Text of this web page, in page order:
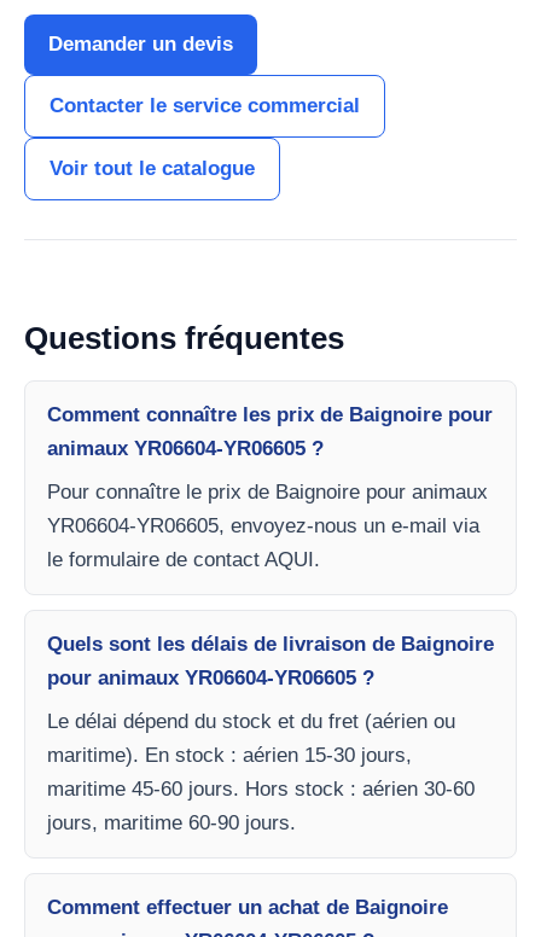
Demander un devis
Contacter le service commercial
Voir tout le catalogue
Questions fréquentes
Comment connaître les prix de Baignoire pour
animaux YR06604-YR06605 ?
Pour connaître le prix de Baignoire pour animaux
YR06604-YR06605, envoyez-nous un e-mail via
le formulaire de contact AQUI.
Quels sont les délais de livraison de Baignoire
pour animaux YR06604-YR06605 ?
Le délai dépend du stock et du fret (aérien ou
maritime). En stock : aérien 15-30 jours,
maritime 45-60 jours. Hors stock : aérien 30-60
jours, maritime 60-90 jours.
Comment effectuer un achat de Baignoire